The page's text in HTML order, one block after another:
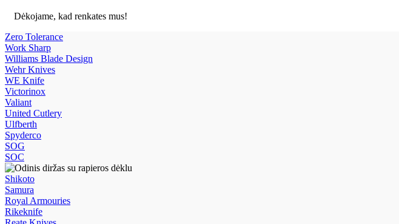
Dėkojame, kad renkates mus!
Zero Tolerance
Work Sharp
Williams Blade Design
Wehr Knives
WE Knife
Victorinox
Valiant
United Cutlery
Ulfberth
Spyderco
SOG
SOC
Shikoto
Samura
Royal Armouries
Rikeknife